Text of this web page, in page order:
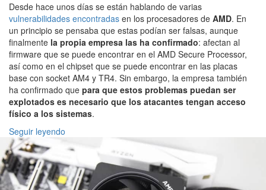
Desde hace unos días se están hablando de varias
vulnerabilidades encontradas en los procesadores de AMD. En
un principio se pensaba que estas podían ser falsas, aunque
finalmente la propia empresa las ha confirmado: afectan al
firmware que se puede encontrar en el AMD Secure Processor,
así como en el chipset que se puede encontrar en las placas
base con socket AM4 y TR4. Sin embargo, la empresa también
ha confirmado que para que estos problemas puedan ser
explotados es necesario que los atacantes tengan acceso
físico a los sistemas.
Seguir leyendo